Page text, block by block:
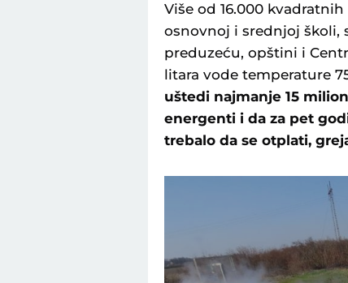
Više od 16.000
osnovnoj i srednjoj
preduzeću, opštini i
litara vode temperature
uštedi najmanje 15
energenti i da za pet
trebalo da se otplati,